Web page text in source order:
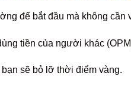
để bắt đầu mà không cần
tiền của người khác
sẽ bỏ lỡ thời điểm vàng.